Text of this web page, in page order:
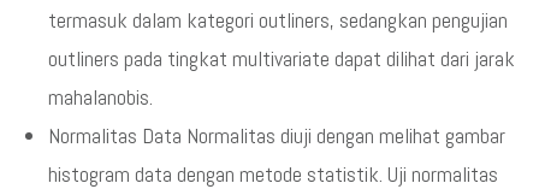
termasuk dalam kategori outliners, sedangkan pengujian
outliners pada tingkat multivariate dapat dilihat dari jarak
mahalanobis.
Normalitas Data Normalitas diuji dengan melihat gambar
histogram data dengan metode statistik. Uji normalitas